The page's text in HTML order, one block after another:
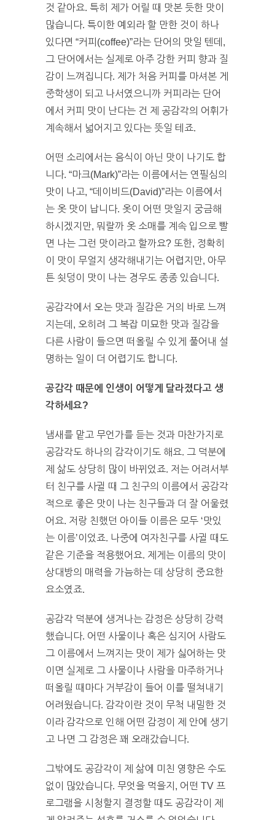
것 같아요. 특히 제가 어릴 때 맛본 듯한 맛이
많습니다. 특이한 예외라 할 만한 것이 하나
있다면 “커피(coffee)”라는 단어의 맛일 텐데,
그 단어에서는 실제로 아주 강한 커피 향과 질
감이 느껴집니다. 제가 처음 커피를 마셔본 게
중학생이 되고 나서였으니까 커피라는 단어
에서 커피 맛이 난다는 건 제 공감각의 어휘가
계속해서 넓어지고 있다는 뜻일 테죠.
어떤 소리에서는 음식이 아닌 맛이 나기도 합
니다. “마크(Mark)”라는 이름에서는 연필심의
맛이 나고, “데이비드(David)”라는 이름에서
는 옷 맛이 납니다. 옷이 어떤 맛일지 궁금해
하시겠지만, 뭐랄까 옷 소매를 계속 입으로 빨
면 나는 그런 맛이라고 할까요? 또한, 정확히
이 맛이 무얼지 생각해내기는 어렵지만, 아무
튼 쇳덩이 맛이 나는 경우도 종종 있습니다.
공감각에서 오는 맛과 질감은 거의 바로 느껴
지는데, 오히려 그 복잡 미묘한 맛과 질감을
다른 사람이 들으면 떠올릴 수 있게 풀어내 설
명하는 일이 더 어렵기도 합니다.
공감각 때문에 인생이 어떻게 달라졌다고 생
각하세요?
냄새를 맡고 무언가를 듣는 것과 마찬가지로
공감각도 하나의 감각이기도 해요. 그 덕분에
제 삶도 상당히 많이 바뀌었죠. 저는 어려서부
터 친구를 사귈 때 그 친구의 이름에서 공감각
적으로 좋은 맛이 나는 친구들과 더 잘 어울렸
어요. 저랑 친했던 아이들 이름은 모두 ‘맛있
는 이름’이었죠. 나중에 여자친구를 사귈 때도
같은 기준을 적용했어요. 제게는 이름의 맛이
상대방의 매력을 가늠하는 데 상당히 중요한
요소였죠.
공감각 덕분에 생겨나는 감정은 상당히 강력
했습니다. 어떤 사물이나 혹은 심지어 사람도
그 이름에서 느껴지는 맛이 제가 싫어하는 맛
이면 실제로 그 사물이나 사람을 마주하거나
떠올릴 때마다 거부감이 들어 이를 떨쳐내기
어려웠습니다. 감각이란 것이 무척 내밀한 것
이라 감각으로 인해 어떤 감정이 제 안에 생기
고 나면 그 감정은 꽤 오래갔습니다.
그밖에도 공감각이 제 삶에 미친 영향은 수도
없이 많았습니다. 무엇을 먹을지, 어떤 TV 프
로그램을 시청할지 결정할 때도 공감각이 제